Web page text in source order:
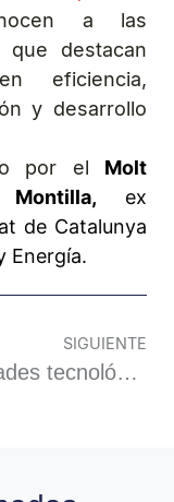
a las
que destacan
eficiencia,
y desarrollo
por el Molt
Montilla, ex
de Catalunya
Energía.
SIGUIENTE
Novedades tecnológicas para descubrir